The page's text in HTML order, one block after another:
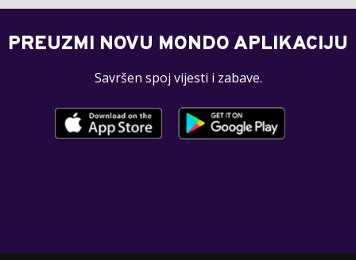
PREUZMI NOVU MONDO APLIKACIJU
Savršen spoj vijesti i zabave.